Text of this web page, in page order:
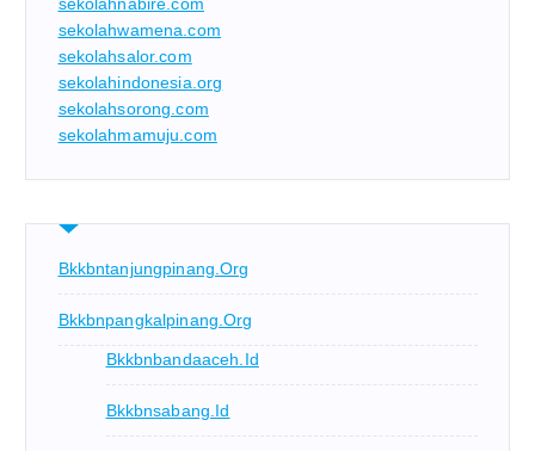
sekolahwamena.com
sekolahsalor.com
sekolahindonesia.org
sekolahsorong.com
sekolahmamuju.com
Bkkbntanjungpinang.org
Bkkbnpangkalpinang.org
Bkkbnbandaaceh.id
Bkkbnsabang.id